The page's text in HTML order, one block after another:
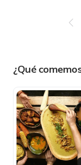
Ahora
¿Qué